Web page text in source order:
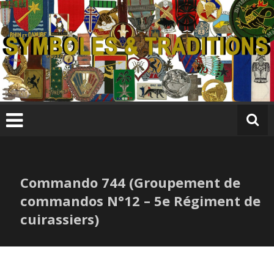
Skip
to
content
S
y
s
&
T
r
a
di
Commando 744 (Groupement de
commandos N°12 – 5e Régiment de
cuirassiers)